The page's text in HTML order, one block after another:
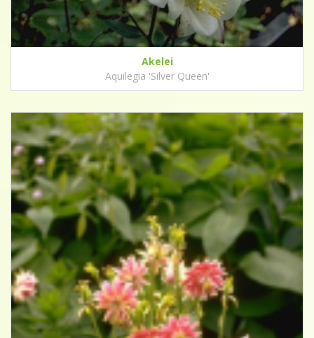
Akelei
Aquilegia 'Silver Queen'